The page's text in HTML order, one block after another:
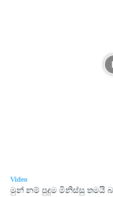
Video
මුන් නම් පුදුම මිනිස්සු තමයි